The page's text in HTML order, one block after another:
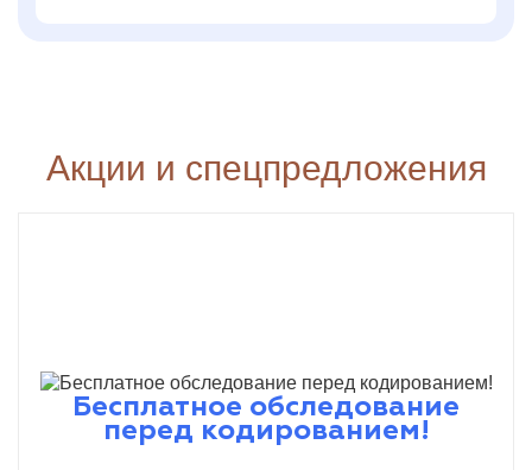
Акции и спецпредложения
Бесплатное обследование
перед кодированием!